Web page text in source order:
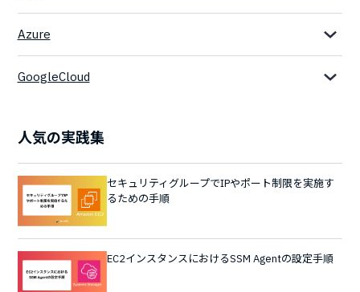
Azure
GoogleCloud
人気の実践集
セキュリティグループでIPやポート制限を実施す
るための手順
EC2インスタンスにおけるSSM Agentの設定手順